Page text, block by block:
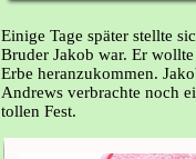
Einige Tage später stellte
Bruder Jakob war. Er
Erbe heranzukommen.
Andrews verbrachte noch
tollen Fest.